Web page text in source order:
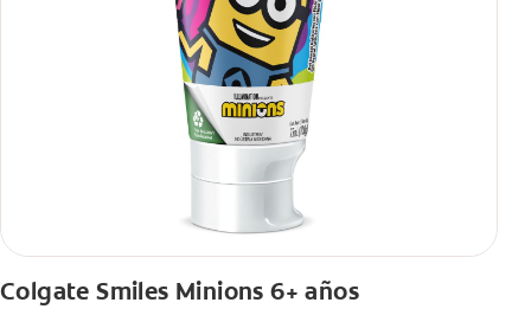
Colgate Smiles Minions 6+ años